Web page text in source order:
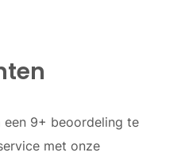
een 9+ beoordeling te
met onze